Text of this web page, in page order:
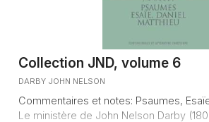
Collection JND, volume 6
DARBY JOHN NELSON
Commentaires et notes: Psaumes,
Le ministère de John Nelson Darby